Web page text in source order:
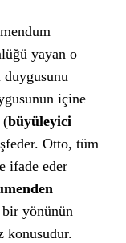
yayan o
duygusunu
içine
(büyüleyici
Otto, tüm
ifade eder
yönünün
konusudur.